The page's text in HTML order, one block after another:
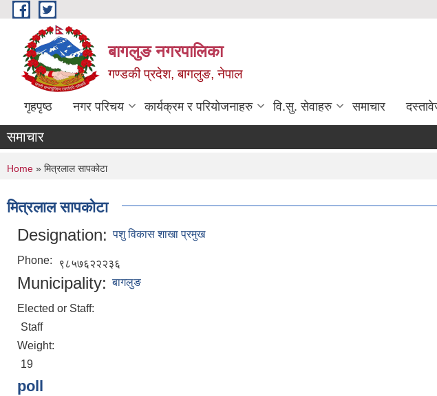
Skip to main content
बागलुङ नगरपालिका
गण्डकी प्रदेश, बागलुङ, नेपाल
गृहपृष्ठ नगर परिचय कार्यक्रम र परियोजनाहरु वि.सु. सेवाहरु समाचार
समाचार
You are here
Home » मित्रलाल सापकोटा
मित्रलाल सापकोटा
Designation: पशु विकास शाखा प्रमुख
Phone: ९८५७६२२२३६
Municipality: बागलुङ
Elected or Staff:
Staff
Weight:
19
poll